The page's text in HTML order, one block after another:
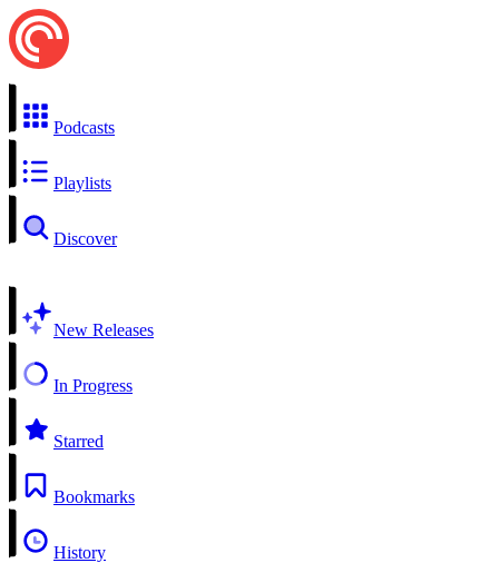
Podcasts
Playlists
Discover
New Releases
In Progress
Starred
Bookmarks
History